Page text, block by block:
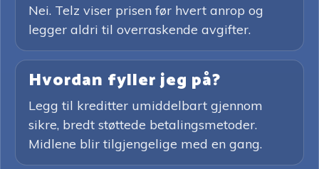
Nei. Telz viser prisen før hvert anrop og
legger aldri til overraskende avgifter.
Hvordan fyller jeg på?
Legg til kreditter umiddelbart gjennom
sikre, bredt støttede betalingsmetoder.
Midlene blir tilgjengelige med en gang.